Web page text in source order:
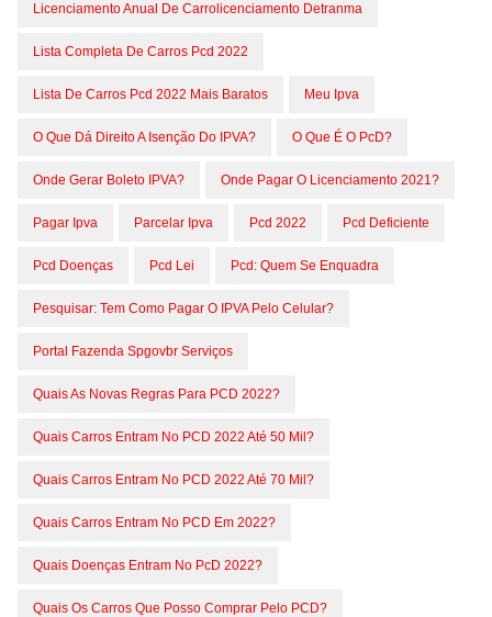
Licenciamento Anual De Carrolicenciamento Detranma
Lista Completa De Carros Pcd 2022
Lista De Carros Pcd 2022 Mais Baratos Meu Ipva
O Que Dá Direito A Isenção Do IPVA? O Que É O PcD?
Onde Gerar Boleto IPVA? Onde Pagar O Licenciamento 2021?
Pagar Ipva Parcelar Ipva Pcd 2022 Pcd Deficiente
Pcd Doenças Pcd Lei Pcd: Quem Se Enquadra
Pesquisar: Tem Como Pagar O IPVA Pelo Celular?
Portal Fazenda Spgovbr Serviços
Quais As Novas Regras Para PCD 2022?
Quais Carros Entram No PCD 2022 Até 50 Mil?
Quais Carros Entram No PCD 2022 Até 70 Mil?
Quais Carros Entram No PCD Em 2022?
Quais Doenças Entram No PcD 2022?
Quais Os Carros Que Posso Comprar Pelo PCD?